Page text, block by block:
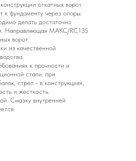
откатных ворот.
к фундаменту через опоры.
делать достаточно
Направляющая МАКС/RC135
ворот.
из качественной
к прочности и
стали: при
стрел - в конструкциях,
и жесткость.
Смазку внутренней